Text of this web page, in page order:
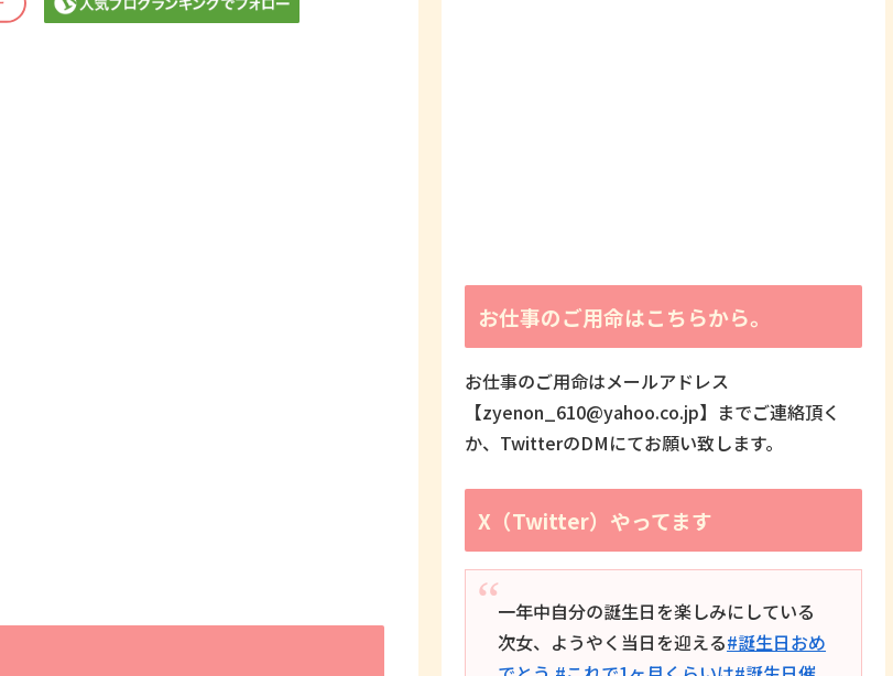
お仕事のご用命はこちらから。
お仕事のご用命はメールアドレス
【zyenon_610@yahoo.co.jp】までご連絡頂く
か、TwitterのDMにてお願い致します。
X（Twitter）やってます
一年中自分の誕生日を楽しみにしている
次女、ようやく当日を迎える#誕生日おめ